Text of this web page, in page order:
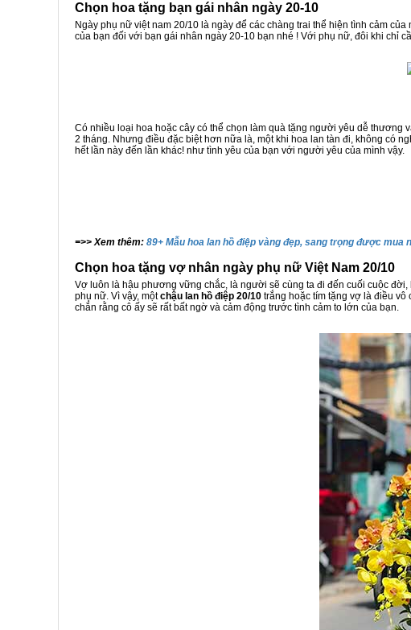
Chọn hoa tặng bạn gái nhân ngày 20-10
Ngày phụ nữ việt nam 20/10 là ngày để các chàng trai thể hiện tình cảm
của bạn đối với bạn gái nhân ngày 20-10 bạn nhé ! Với phụ nữ, đôi khi chỉ
Có nhiều loại hoa hoặc cây có thể chọn làm quà tặng người yêu dễ
2 tháng. Nhưng điều đặc biệt hơn nữa là, một khi hoa lan tàn đi, không có
hết lần này đến lần khác! như tình yêu của bạn với người yêu của mình vậy.
=>> Xem thêm: 89+ Mẫu hoa lan hồ điệp vàng đẹp, sang trọng được mua
Chọn hoa tặng vợ nhân ngày phụ nữ Việt Nam 20/10
Vợ luôn là hậu phương vững chắc, là người sẽ cùng ta đi đến cuối cuộc đời,
phụ nữ. Vì vậy, mộtchậu lan hồ điệp 20/10 trắng hoặc tím tặng vợ là điều
chắn rằng cô ấy sẽ rất bất ngờ và cảm động trước tình cảm to lớn của bạn.